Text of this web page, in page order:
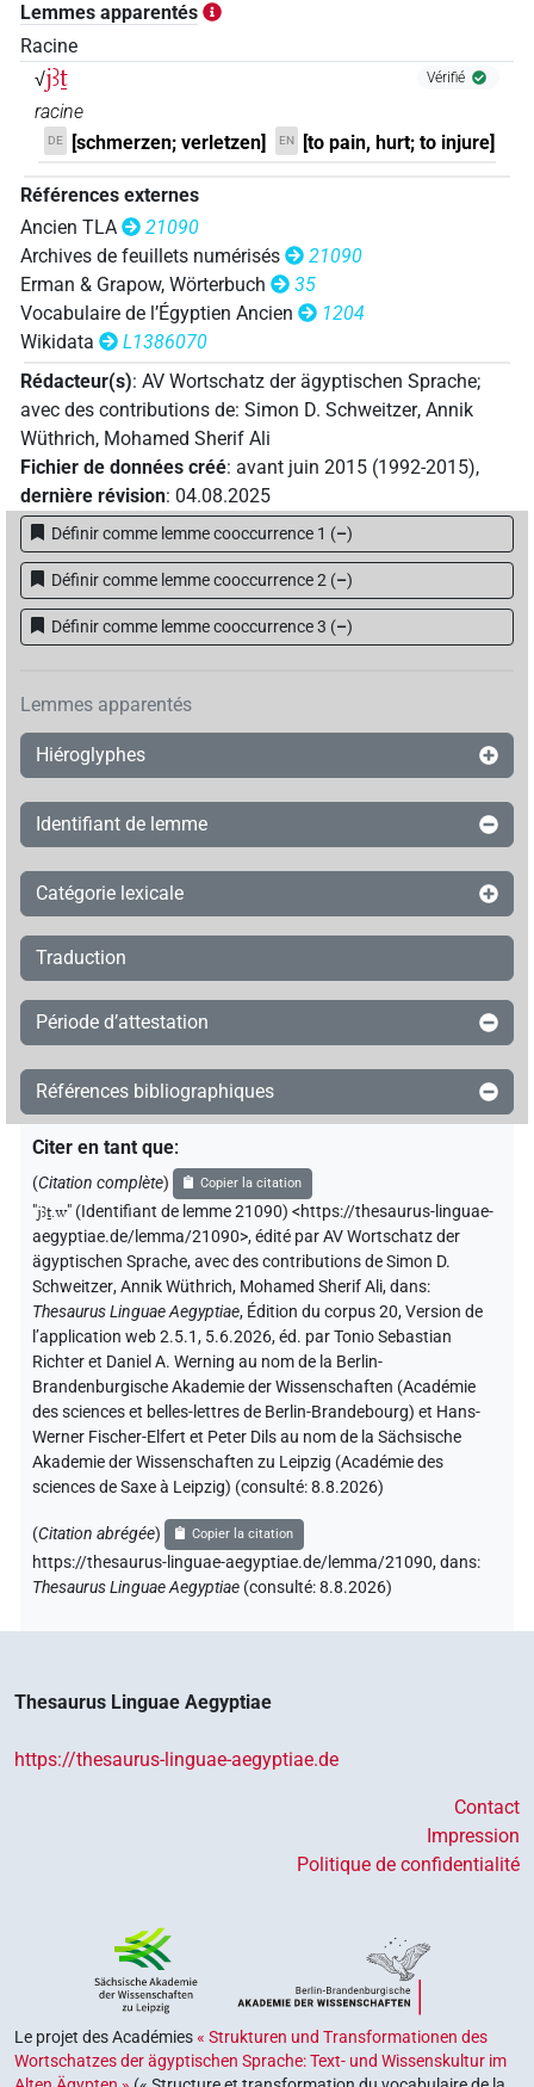
Lemmes apparentés
Racine
√jꜣṯ Vérifié
racine
DE [schmerzen; verletzen] EN [to pain, hurt; to injure]
Références externes
Ancien TLA
21090
Archives de feuillets numérisés
21090
Erman & Grapow, Wörterbuch
35
Vocabulaire de l’Égyptien Ancien
1204
Wikidata
L1386070
Rédacteur(s): AV Wortschatz der ägyptischen Sprache;
avec des contributions de: Simon D. Schweitzer, Annik
Wüthrich, Mohamed Sherif Ali
Fichier de données créé: avant juin 2015 (1992-2015),
dernière révision: 04.08.2025
Définir comme lemme cooccurrence 1 (–)
Définir comme lemme cooccurrence 2 (–)
Définir comme lemme cooccurrence 3 (–)
Lemmes apparentés
Hiéroglyphes
Identifiant de lemme
Catégorie lexicale
Traduction
Période d’attestation
Références bibliographiques
Citer en tant que:
(Citation complète) Copier la citation
"jꜣṯ.w" (Identifiant de lemme 21090) <https://thesaurus-linguae-
aegyptiae.de/lemma/21090>,édité par AV Wortschatz der
ägyptischen Sprache,avec des contributions deSimon D.
Schweitzer,Annik Wüthrich, Mohamed Sherif Ali,dans:
Thesaurus Linguae Aegyptiae, Édition du corpus 20, Version de
l’application web 2.5.1, 5.6.2026, éd. par Tonio Sebastian
Richter et Daniel A. Werning au nom de la Berlin-
Brandenburgische Akademie der Wissenschaften (Académie
des sciences et belles-lettres de Berlin-Brandebourg) et Hans-
Werner Fischer-Elfert et Peter Dils au nom de la Sächsische
Akademie der Wissenschaften zu Leipzig (Académie des
sciences de Saxe à Leipzig) (consulté:8.8.2026)
(Citation abrégée) Copier la citation
https://thesaurus-linguae-aegyptiae.de/lemma/21090,dans:
Thesaurus Linguae Aegyptiae (consulté:8.8.2026)
Thesaurus Linguae Aegyptiae
https://thesaurus-linguae-aegyptiae.de
Contact
Impression
Politique de confidentialité
Le projet des Académies« Strukturen und Transformationen des
Wortschatzes der ägyptischen Sprache: Text- und Wissenskultur im